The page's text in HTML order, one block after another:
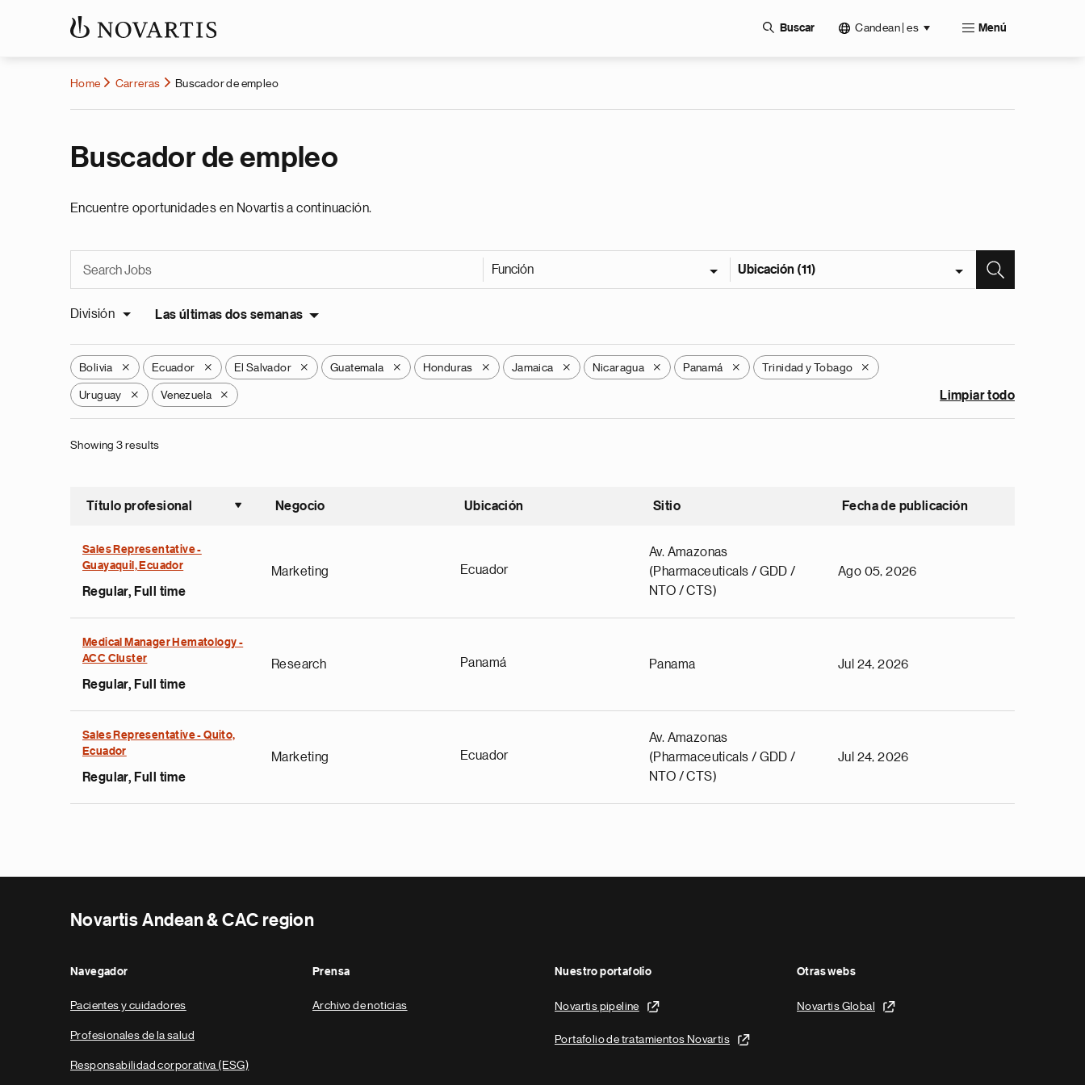
Buscar Candean | es Menú
Home Carreras Buscador de empleo
Buscador de empleo
Encuentre oportunidades en Novartis a continuación.
Función Ubicación (11)
División Las últimas dos semanas
Bolivia X Ecuador X El Salvador X Guatemala X Honduras X Jamaica X Nicaragua X Panamá X Trinidad y Tobago X
Uruguay X Venezuela X Limpiar todo
Showing 3 results
Título profesional
Ordenar ascendente
Negocio Ubicación Sitio Fecha de publicación
Sales Representative -
Guayaquil, Ecuador
Regular, Full time
Marketing Ecuador
Av. Amazonas
(Pharmaceuticals / GDD /
NTO / CTS)
Ago 05, 2026
Medical Manager Hematology -
ACC Cluster
Regular, Full time
Research Panamá Panama Jul 24, 2026
Sales Representative - Quito,
Ecuador
Regular, Full time
Marketing Ecuador
Av. Amazonas
(Pharmaceuticals / GDD /
NTO / CTS)
Jul 24, 2026
Novartis Andean & CAC region
Navegador
Pacientes y cuidadores
Profesionales de la salud
Responsabilidad corporativa (ESG)
Prensa
Archivo de noticias
Nuestro portafolio
Novartis pipeline
Portafolio de tratamientos Novartis
Otras webs
Novartis Global